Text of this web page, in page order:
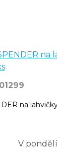
na
na
V pondělí